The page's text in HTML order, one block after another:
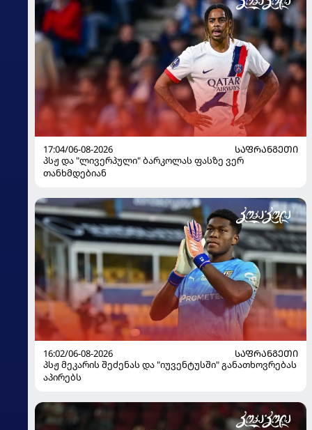
17:04/06-08-2026
ᲡᲐᲤᲠᲐᲜᲒᲔᲗᲘ
პსჟ და "ლივერპული" ბარკოლას ფასზე ვერ
თანხმდებიან
16:02/06-08-2026
ᲡᲐᲤᲠᲐᲜᲒᲔᲗᲘ
პსჟ მეკარის შეძენას და "იუვენტუსში" განათხოვრებას
აპირებს